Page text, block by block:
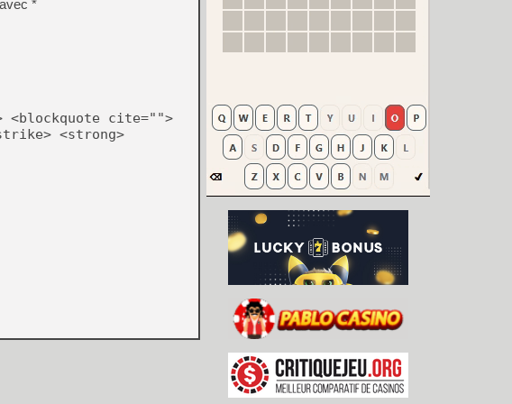
*
cite="">
<strong>